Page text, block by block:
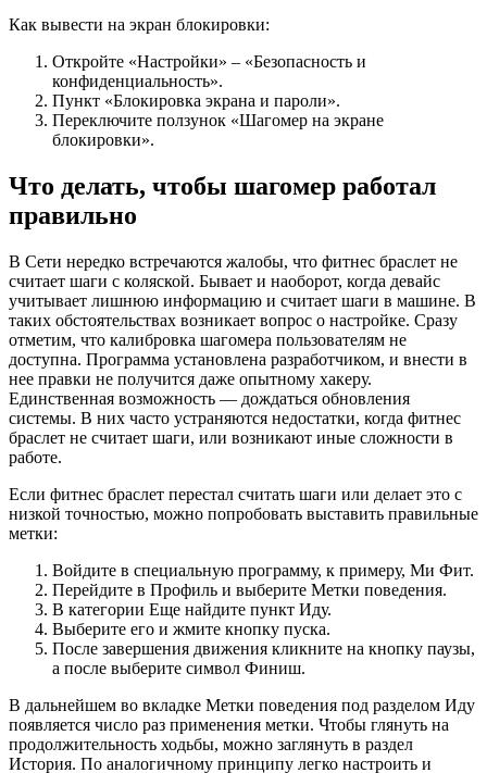
Как вывести на экран блокировки:
Откройте «Настройки» – «Безопасность и
конфиденциальность».
Пункт «Блокировка экрана и пароли».
Переключите ползунок «Шагомер на экране
блокировки».
Что делать, чтобы шагомер работал
правильно
В Сети нередко встречаются жалобы, что фитнес браслет не
считает шаги с коляской. Бывает и наоборот, когда девайс
учитывает лишнюю информацию и считает шаги в машине. В
таких обстоятельствах возникает вопрос о настройке. Сразу
отметим, что калибровка шагомера пользователям не
доступна. Программа установлена разработчиком, и внести в
нее правки не получится даже опытному хакеру.
Единственная возможность — дождаться обновления
системы. В них часто устраняются недостатки, когда фитнес
браслет не считает шаги, или возникают иные сложности в
работе.
Если фитнес браслет перестал считать шаги или делает это с
низкой точностью, можно попробовать выставить правильные
метки:
Войдите в специальную программу, к примеру, Ми Фит.
Перейдите в Профиль и выберите Метки поведения.
В категории Еще найдите пункт Иду.
Выберите его и жмите кнопку пуска.
После завершения движения кликните на кнопку паузы,
а после выберите символ Финиш.
В дальнейшем во вкладке Метки поведения под разделом Иду
появляется число раз применения метки. Чтобы глянуть на
продолжительность ходьбы, можно заглянуть в раздел
История. По аналогичному принципу легко настроить и